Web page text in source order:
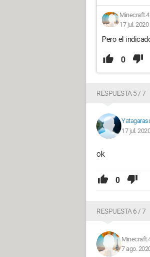
17 jul.
Pero el
0
RESPUESTA 5 / 7
17 jul.
ok
0
RESPUESTA 6 / 7
7 ago.